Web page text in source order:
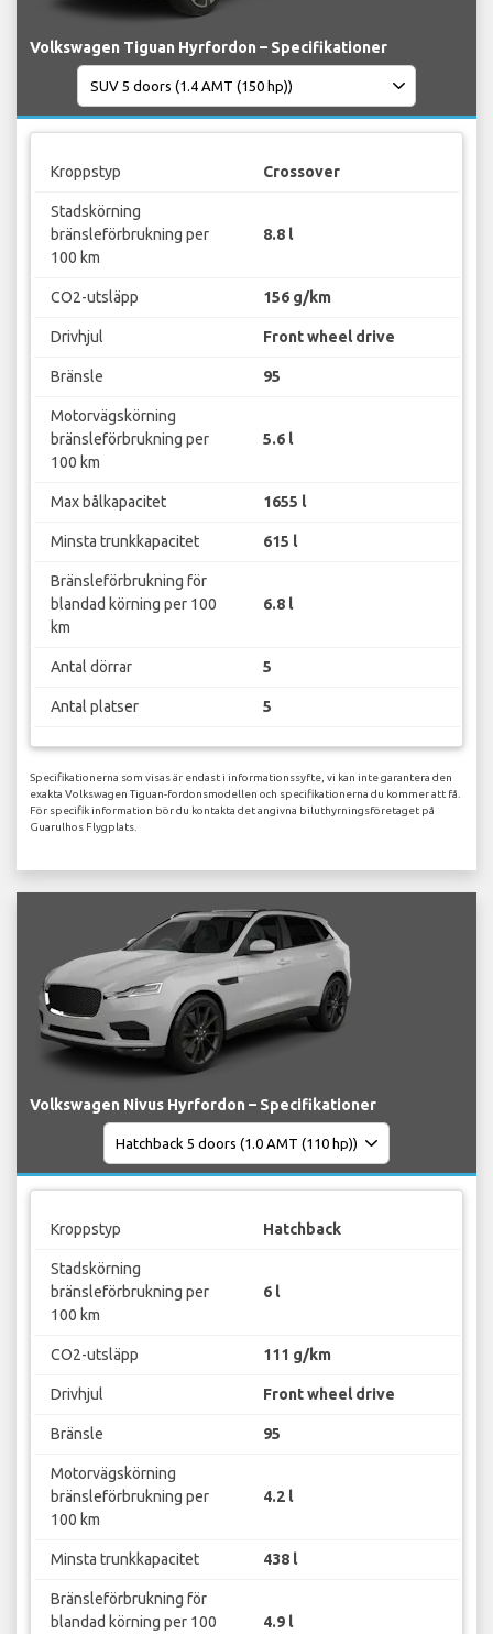
Volkswagen Tiguan Hyrfordon – Specifikationer
Kroppstyp Crossover
Stadskörning
bränsleförbrukning per
100 km
8.8 l
CO2-utsläpp 156 g/km
Drivhjul Front wheel drive
Bränsle 95
Motorvägskörning
bränsleförbrukning per
100 km
5.6 l
Max bålkapacitet 1655 l
Minsta trunkkapacitet 615 l
Bränsleförbrukning för
blandad körning per 100
km
6.8 l
Antal dörrar 5
Antal platser 5
Specifikationerna som visas är endast i informationssyfte, vi kan inte garantera den
exakta Volkswagen Tiguan-fordonsmodellen och specifikationerna du kommer att få.
För specifik information bör du kontakta det angivna biluthyrningsföretaget på
Guarulhos Flygplats.
Volkswagen Nivus Hyrfordon – Specifikationer
Kroppstyp Hatchback
Stadskörning
bränsleförbrukning per
100 km
6 l
CO2-utsläpp 111 g/km
Drivhjul Front wheel drive
Bränsle 95
Motorvägskörning
bränsleförbrukning per
100 km
4.2 l
Minsta trunkkapacitet 438 l
Bränsleförbrukning för
blandad körning per 100
4.9 l